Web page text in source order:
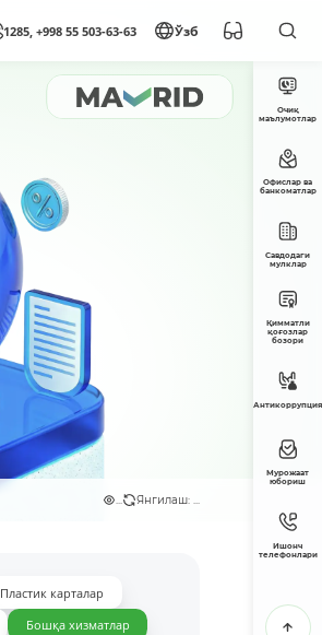
1285, +998 55 503-63-63 Ўзб
Янгилаш: ...
Пластик карталар
Бошқа хизматлар
Очиқ
маълумотлар
Офислар ва
банкоматлар
Савдодаги
мулклар
Қимматли
қоғозлар
бозори
Антикоррупция
Мурожаат
юбориш
Ишонч
телефонлари